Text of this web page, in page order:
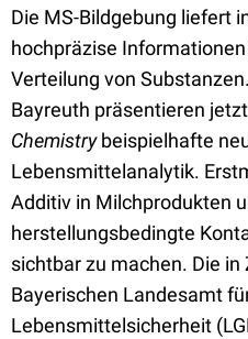
Die MS-Bildgebung liefert
hochpräzise
Verteilung von
Bayreuth präsentieren
Chemistrybeispielhafte
Lebensmittelanalytik.
Additiv in Milchprodukten
herstellungsbedingte
sichtbar zu machen. Die
Bayerischen Landesamt
Lebensmittelsicherheit